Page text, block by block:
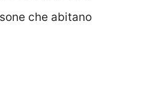
che abitano